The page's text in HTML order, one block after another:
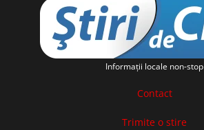
Informaţii locale non-stop
Contact
Trimite o stire